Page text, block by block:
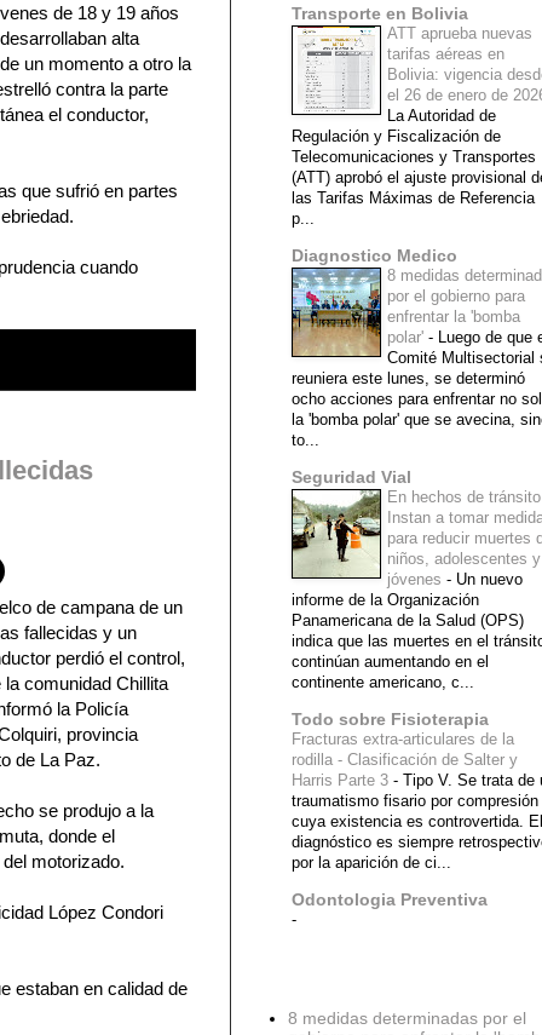
de 18 y 19 años
alta
un momento a otro la
contra la parte
el conductor,
que sufrió en partes
cuando
de campana de un
fallecidas y un
perdió el control,
comunidad Chillita
la Policía
provincia
de La Paz.
se produjo a la
donde el
motorizado.
López Condori
estaban en calidad de
Transporte en Bolivia
ATT aprueba nuevas
tarifas aéreas en
Bolivia: vigencia
el 26 de enero de
La Autoridad de
Regulación y Fiscalización de
Telecomunicaciones y Transportes
(ATT) aprobó el ajuste provisional
las Tarifas Máximas de Referencia
p...
Diagnostico Medico
8 medidas
por el gobierno para
enfrentar la 'bomba
polar' - Luego de que
Comité Multisectorial
reuniera este lunes, se determinó
ocho acciones para enfrentar no
la 'bomba polar' que se avecina,
to...
Seguridad Vial
En hechos de tránsito
Instan a tomar
para reducir muertes
niños, adolescentes y
jóvenes - Un nuevo
informe de la Organización
Panamericana de la Salud (OPS)
indica que las muertes en el
continúan aumentando en el
continente americano, c...
Todo sobre Fisioterapia
Fracturas extra-articulares de la
rodilla - Clasificación de Salter y
Harris Parte 3 - Tipo V. Se trata de
traumatismo fisario por compresión
cuya existencia es controvertida. El
diagnóstico es siempre
por la aparición de ci...
Odontologia Preventiva
-
8 medidas determinadas por el